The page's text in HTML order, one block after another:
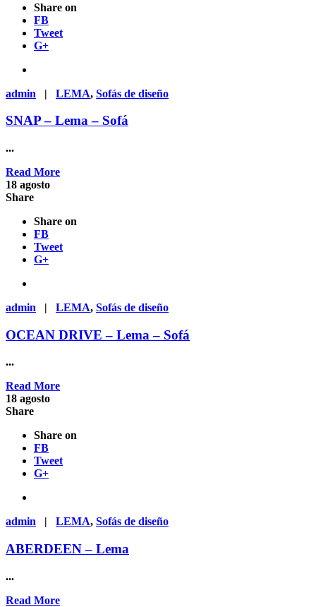
Share on
FB
Tweet
G+
admin | LEMA, Sofás de diseño
SNAP – Lema – Sofá
...
Read More
18 agosto
Share
Share on
FB
Tweet
G+
admin | LEMA, Sofás de diseño
OCEAN DRIVE – Lema – Sofá
...
Read More
18 agosto
Share
Share on
FB
Tweet
G+
admin | LEMA, Sofás de diseño
ABERDEEN – Lema
...
Read More